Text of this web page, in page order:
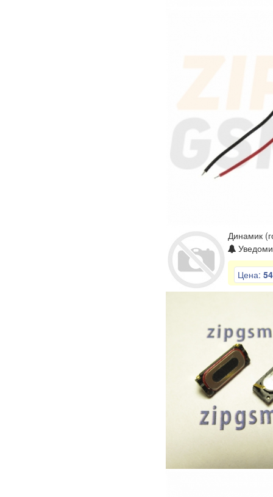
Динамик
Цена: